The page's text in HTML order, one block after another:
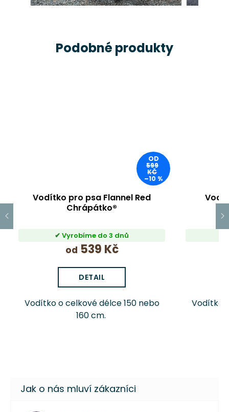
Podobné produkty
OD
599
KČ
–10 %
Vodítko pro psa Flannel Red
Chrápátko®
Vyrobíme do 3 dnů
od 539 Kč
DETAIL
Vodítko o celkové délce 150 nebo
160 cm.
Vodítko